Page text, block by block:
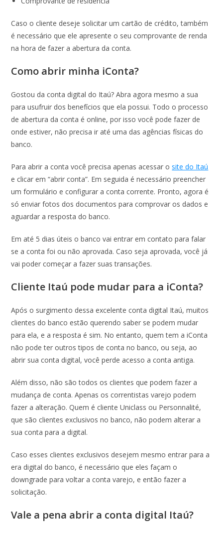
Caso o cliente deseje solicitar um cartão de crédito, também
é necessário que ele apresente o seu comprovante de renda
na hora de fazer a abertura da conta.
Como abrir minha iConta?
Gostou da conta digital do Itaú? Abra agora mesmo a sua
para usufruir dos benefícios que ela possui. Todo o processo
de abertura da conta é online, por isso você pode fazer de
onde estiver, não precisa ir até uma das agências físicas do
banco.
Para abrir a conta você precisa apenas acessar osite do Itaú
e clicar em “abrir conta”. Em seguida é necessário preencher
um formulário e configurar a conta corrente. Pronto, agora é
só enviar fotos dos documentos para comprovar os dados e
aguardar a resposta do banco.
Em até 5 dias úteis o banco vai entrar em contato para falar
se a conta foi ou não aprovada. Caso seja aprovada, você já
vai poder começar a fazer suas transações.
Cliente Itaú pode mudar para a iConta?
Após o surgimento dessa excelente conta digital Itaú, muitos
clientes do banco estão querendo saber se podem mudar
para ela, e a resposta é sim. No entanto, quem tem a iConta
não pode ter outros tipos de conta no banco, ou seja, ao
abrir sua conta digital, você perde acesso a conta antiga.
Além disso, não são todos os clientes que podem fazer a
mudança de conta. Apenas os correntistas varejo podem
fazer a alteração. Quem é cliente Uniclass ou Personnalité,
que são clientes exclusivos no banco, não podem alterar a
sua conta para a digital.
Caso esses clientes exclusivos desejem mesmo entrar para a
era digital do banco, é necessário que eles façam o
downgrade para voltar a conta varejo, e então fazer a
solicitação.
Vale a pena abrir a conta digital Itaú?